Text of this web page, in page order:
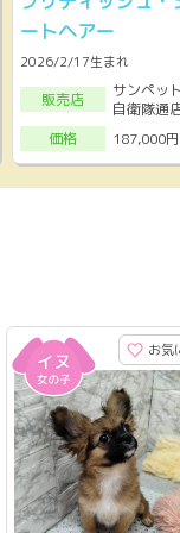
ートヘアー
2026/2/17生まれ
販売店
サンペッ
自衛隊通
価格
187,000円
お気